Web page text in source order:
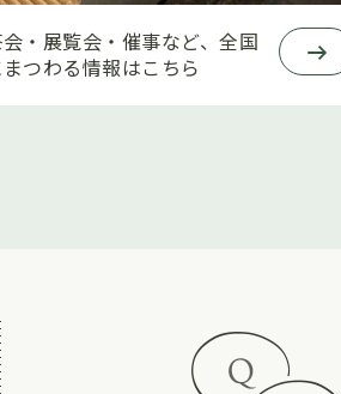
・展覧会・催事など、全国
つわる情報はこちら